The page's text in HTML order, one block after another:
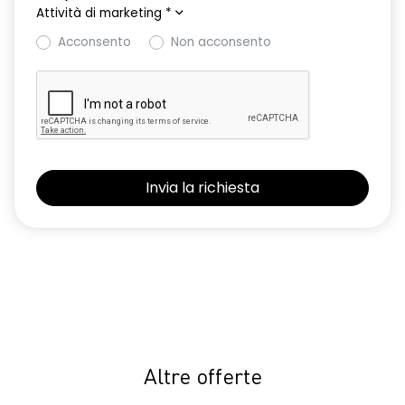
Retrovisori esterni sbrinanti, ripiegabili automaticamente con
pulsante di controllo
Riconoscimento dei segnali stradali con avviso del
superamento del limite di velocità ISA
Sedile conducente con regolazione lombare e sedile
Selleria in tessuto specifico extreme in TEP Microcloud con
logo Dacia impresso
Attività di marketing *
Acconsento
Non acconsento
Altre offerte